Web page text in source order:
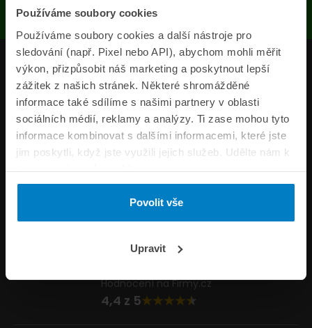
Používáme soubory cookies
Používáme soubory cookies a další nástroje pro
sledování (např. Pixel nebo API), abychom mohli měřit
výkon, přizpůsobit náš marketing a poskytnout lepší
zážitek z našich stránek. Některé shromážděné
informace také sdílíme s našimi partnery v oblasti
sociálních médií, reklamy a analýzy. Ti zase mohou tyto
informace kombinovat s dalšími informacemi, které jste
jim poskytli, když jste využili jejich služeb. Udělte nám k
tomu prosím svůj souhlas.
Povolit vše
Upravit
Produkty
Pojišťovny
Informace
ePojisteni.cz
Formuláře
Napište nám
Hodnocení na Firmy.cz
4,4 z 5